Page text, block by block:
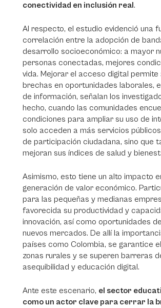
conectividad en inclusión real.
Al respecto, el estudio evidenció una
correlación entre la adopción de
desarrollo socioeconómico: a mayor
personas conectadas, mejores
vida. Mejorar el acceso digital
brechas en oportunidades laborales,
de información, señalan los
hecho, cuando las comunidades
condiciones para ampliar su uso de
solo acceden a más servicios
de participación ciudadana, sino que
mejoran sus índices de salud y
Asimismo, esto tiene un alto impacto
generación de valor económico.
para las pequeñas y medianas
favorecida su productividad y
innovación, así como oportunidades
nuevos mercados. De allí la
países como Colombia, se garantice
zonas rurales y se superen barreras
asequibilidad y educación digital.
Ante este escenario, el sector
como un actor clave para cerrar la